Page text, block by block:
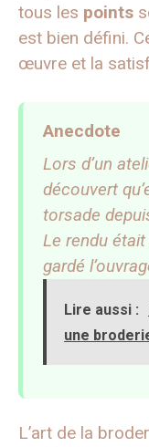
tous les points
est bien défini.
œuvre et la
Anecdote
Lors d’un
découvert
torsade
Le rendu
gardé
Lire aussi :
une
L’art de la